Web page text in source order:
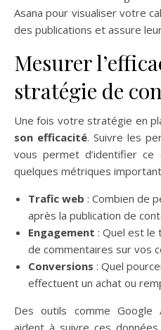
Asana pour visualiser votre
des publications et assure
Mesurer
stratégie de
Une fois votre stratégie en
son efficacité. Suivre les
vous permet d’identifier ce
quelques métriques
Trafic web : Combien de
après la publication de
Engagement : Quel est le
de commentaires sur vos
Conversions : Quel
effectuent un achat ou
Des outils comme Google
aident à suivre ces